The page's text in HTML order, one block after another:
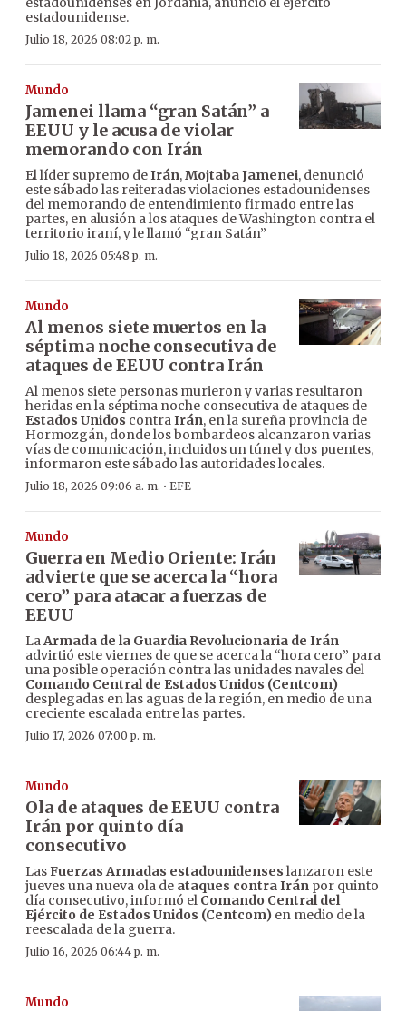
estadounidense.
Julio 18, 2026 08:02 p. m.
Mundo
Jamenei llama “gran Satán” a
EEUU y le acusa de violar
memorando con Irán
El líder supremo deIrán,Mojtaba Jamenei, denunció
este sábado las reiteradas violaciones estadounidenses
del memorando de entendimiento firmado entre las
partes, en alusión a los ataques de Washington contra el
territorio iraní, y le llamó “gran Satán”
Julio 18, 2026 05:48 p. m.
Mundo
Al menos siete muertos en la
séptima noche consecutiva de
ataques de EEUU contra Irán
Al menos siete personas murieron y varias resultaron
heridas en la séptima noche consecutiva de ataques de
Estados Unidos contraIrán, en la sureña provincia de
Hormozgán, donde los bombardeos alcanzaron varias
vías de comunicación, incluidos un túnel y dos puentes,
informaron este sábado las autoridades locales.
Julio 18, 2026 09:06 a. m. · EFE
Mundo
Guerra en Medio Oriente: Irán
advierte que se acerca la “hora
cero” para atacar a fuerzas de
EEUU
LaArmada de la Guardia Revolucionaria de Irán
advirtió este viernes de que se acerca la “hora cero” para
una posible operación contra las unidades navales del
Comando Central de Estados Unidos (Centcom)
desplegadas en las aguas de la región, en medio de una
creciente escalada entre las partes.
Julio 17, 2026 07:00 p. m.
Mundo
Ola de ataques de EEUU contra
Irán por quinto día
consecutivo
LasFuerzas Armadas estadounidenses lanzaron este
jueves una nueva ola de ataques contra Irán por quinto
día consecutivo, informó el Comando Central del
Ejército de Estados Unidos (Centcom) en medio de la
reescalada de la guerra.
Julio 16, 2026 06:44 p. m.
Mundo